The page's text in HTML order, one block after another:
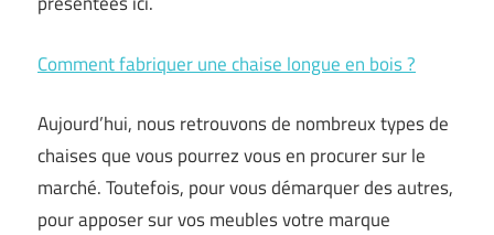
Comment fabriquer une chaise longue en bois ?
Aujourd’hui, nous retrouvons de nombreux types de
chaises que vous pourrez vous en procurer sur le
marché. Toutefois, pour vous démarquer des autres,
pour apposer sur vos meubles votre marque